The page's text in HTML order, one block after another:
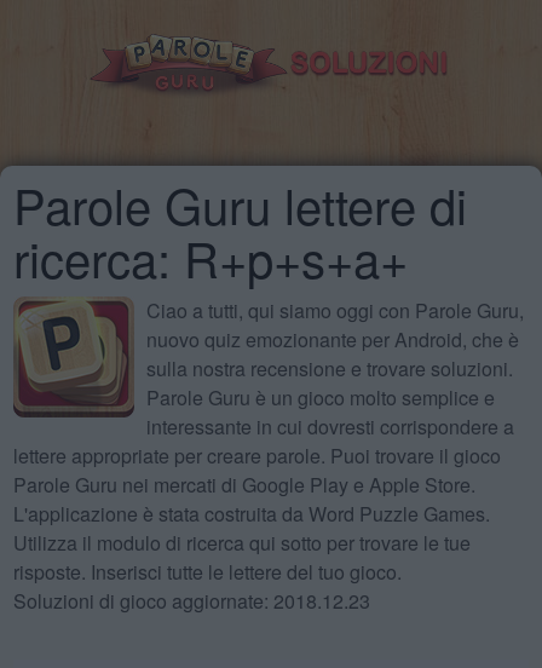
Parole Guru lettere di
ricerca: R+p+s+a+
Ciao a tutti, qui siamo oggi con Parole Guru,
nuovo quiz emozionante per Android, che è
sulla nostra recensione e trovare soluzioni.
Parole Guru è un gioco molto semplice e
interessante in cui dovresti corrispondere a
lettere appropriate per creare parole. Puoi trovare il gioco
Parole Guru nei mercati di Google Play e Apple Store.
L'applicazione è stata costruita da Word Puzzle Games.
Utilizza il modulo di ricerca qui sotto per trovare le tue
risposte. Inserisci tutte le lettere del tuo gioco.
Soluzioni di gioco aggiornate: 2018.12.23